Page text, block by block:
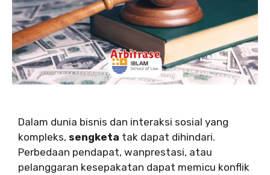
Dalam dunia bisnis dan interaksi sosial yang
kompleks, sengketa tak dapat dihindari.
Perbedaan pendapat, wanprestasi, atau
pelanggaran kesepakatan dapat memicu konflik